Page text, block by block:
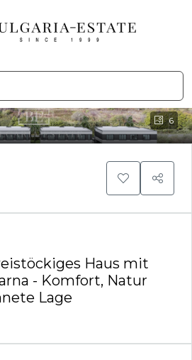
6
Haus mit
- Komfort, Natur
Lage